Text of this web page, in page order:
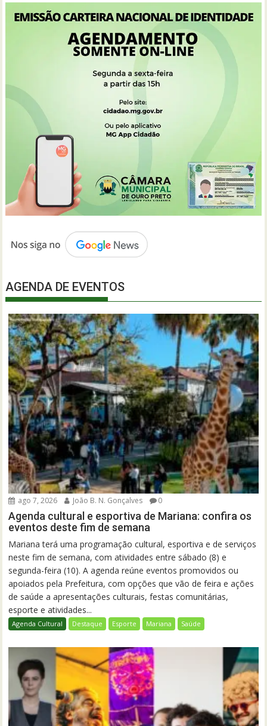
AGENDA DE EVENTOS
ago 7, 2026 João B. N. Gonçalves 0
Agenda cultural e esportiva de Mariana: confira os
eventos deste fim de semana
Mariana terá uma programação cultural, esportiva e de serviços
neste fim de semana, com atividades entre sábado (8) e
segunda-feira (10). A agenda reúne eventos promovidos ou
apoiados pela Prefeitura, com opções que vão de feira e ações
de saúde a apresentações culturais, festas comunitárias,
esporte e atividades...
Agenda Cultural Destaque Esporte Mariana Saúde